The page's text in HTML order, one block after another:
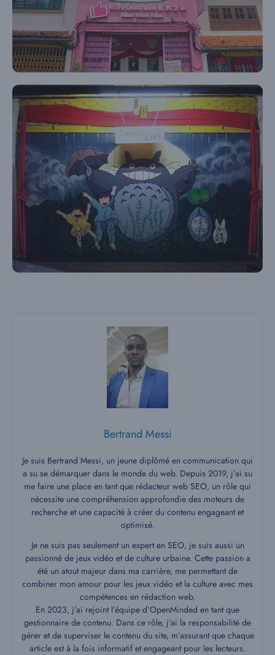
Bertrand Messi
Je suis Bertrand Messi, un jeune diplômé en communication qui
a su se démarquer dans le monde du web. Depuis 2019, j’ai su
me faire une place en tant que rédacteur web SEO, un rôle qui
nécessite une compréhension approfondie des moteurs de
recherche et une capacité à créer du contenu engageant et
optimisé.
Je ne suis pas seulement un expert en SEO, je suis aussi un
passionné de jeux vidéo et de culture urbaine. Cette passion a
été un atout majeur dans ma carrière, me permettant de
combiner mon amour pour les jeux vidéo et la culture avec mes
compétences en rédaction web.
En 2023, j’ai rejoint l’équipe d’OpenMinded en tant que
gestionnaire de contenu. Dans ce rôle, j’ai la responsabilité de
gérer et de superviser le contenu du site, m’assurant que chaque
article est à la fois informatif et engageant pour les lecteurs.